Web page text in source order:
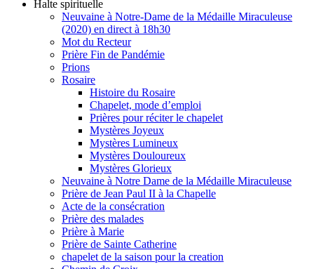
Halte spirituelle
Neuvaine à Notre-Dame de la Médaille Miraculeuse
(2020) en direct à 18h30
Mot du Recteur
Prière Fin de Pandémie
Prions
Rosaire
Histoire du Rosaire
Chapelet, mode d’emploi
Prières pour réciter le chapelet
Mystères Joyeux
Mystères Lumineux
Mystères Douloureux
Mystères Glorieux
Neuvaine à Notre Dame de la Médaille Miraculeuse
Prière de Jean Paul II à la Chapelle
Acte de la consécration
Prière des malades
Prière à Marie
Prière de Sainte Catherine
chapelet de la saison pour la creation